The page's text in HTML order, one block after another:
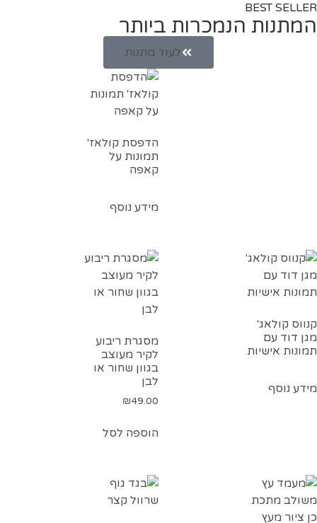
BEST SELLER
המתנות הנמכרות ביותר
לעוד מתנות
הדפסת קולאז'
תמונות על
קאפה
מידע נוסף
קנווס קולאג'
מגן דוד עם
תמונות אישיות
מידע נוסף
מסגרת ריבוע
לקיר מעוצב
בגוון שחור או
לבן
₪49.00
הוספה לסל